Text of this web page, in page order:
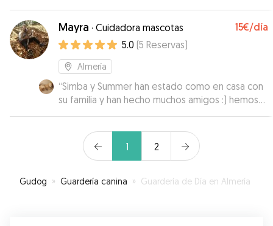
Mayra · Cuidadora mascotas 15€/día
5.0 (5 Reservas)
Almería
“Simba y Summer han estado como en casa con
su familia y han hecho muchos amigos :) hemos
tenido muchas fotos y vídeos! Gracias!”
1 2
Gudog » Guardería canina » Guardería de Día en Almería